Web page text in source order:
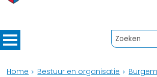
Home Bestuur en organisatie